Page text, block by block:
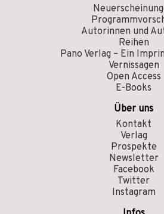
Autorinnen und
Reihen
Pano Verlag – Ein
Vernissagen
Open Access
E-Books
Über uns
Kontakt
Verlag
Prospekte
Newsletter
Facebook
Twitter
Instagram